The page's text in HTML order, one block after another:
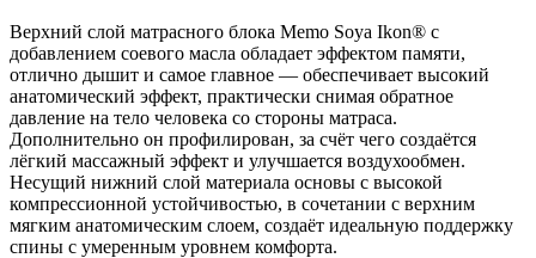
Верхний слой матрасного блока Memo Soya Ikon® с
добавлением соевого масла обладает эффектом памяти,
отлично дышит и самое главное — обеспечивает высокий
анатомический эффект, практически снимая обратное
давление на тело человека со стороны матраса.
Дополнительно он профилирован, за счёт чего создаётся
лёгкий массажный эффект и улучшается воздухообмен.
Несущий нижний слой материала основы с высокой
компрессионной устойчивостью, в сочетании с верхним
мягким анатомическим слоем, создаёт идеальную поддержку
спины с умеренным уровнем комфорта.